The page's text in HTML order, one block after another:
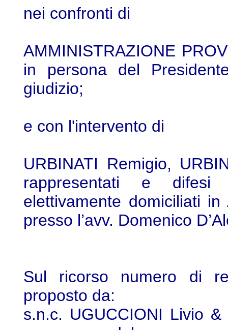
nei confronti di
AMMINISTRAZIONE
in persona del
giudizio;
e con l'intervento di
URBINATI Remigio,
rappresentati e difesi
elettivamente domiciliati
presso l’avv. Domenico
Sul ricorso numero di
proposto da:
s.n.c. UGUCCIONI Livio